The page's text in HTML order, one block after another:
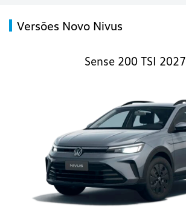
Versões Novo Nivus
Sense 200 TSI 2027